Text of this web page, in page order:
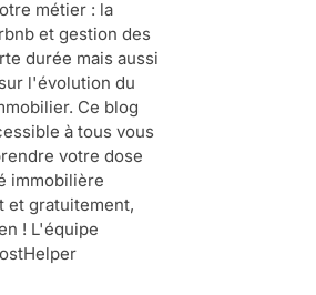
métier : la
et gestion des
durée mais aussi
l'évolution du
Ce blog
à tous vous
votre dose
immobilière
et gratuitement,
! L'équipe